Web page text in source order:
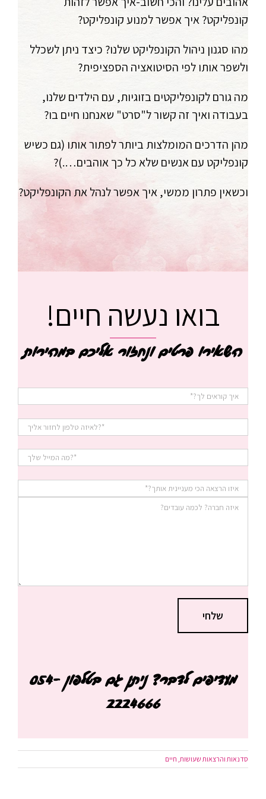
קונפליקט? איך אפשר למנוע קונפליקט?
מהו סגנון ניהול הקונפליקט שלנו? כיצד ניתן לשכלל
ולשפר אותו לפי הסיטואציה הספציפית?
מה גורם לקונפליקטים בזוגיות, עם הילדים שלנו,
בעבודה ואיך זה קשור ל"סרט" שאנחנו חיים בו?
מהן הדרכים המומלצות ביותר לפתור אותו (גם כשיש
קונפליקט עם אנשים שלא כל כך אוהבים….)?
וכשאין פתרון ממשי, איך אפשר לנהל את הקונפליקט?
בואו נעשה חיים!
השאירו פרטים ונחזור אליכם במהירות
מעדיפים לדבר? ניתן גם בטלפון 054-
2224666
סדנאות והרצאות שעושות, חיים